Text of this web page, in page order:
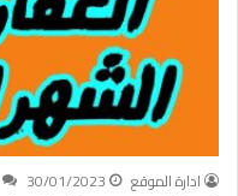
ادارة الموقع
30/01/2023